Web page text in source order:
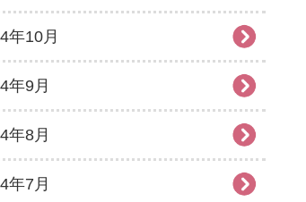
年10月
年9月
年8月
年7月